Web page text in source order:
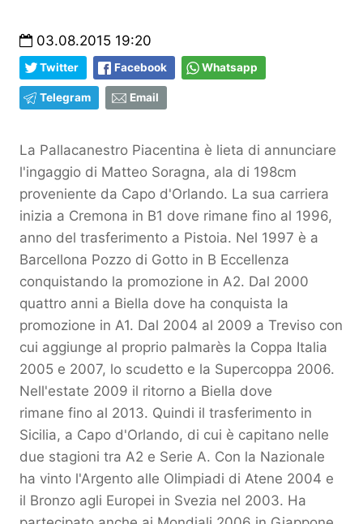
03.08.2015 19:20
Twitter Facebook Whatsapp
Telegram Email
La Pallacanestro Piacentina è lieta di annunciare
l'ingaggio di Matteo Soragna, ala di 198cm
proveniente da Capo d'Orlando. La sua carriera
inizia a Cremona in B1 dove rimane fino al 1996,
anno del trasferimento a Pistoia. Nel 1997 è a
Barcellona Pozzo di Gotto in B Eccellenza
conquistando la promozione in A2. Dal 2000
quattro anni a Biella dove ha conquista la
promozione in A1. Dal 2004 al 2009 a Treviso con
cui aggiunge al proprio palmarès la Coppa Italia
2005 e 2007, lo scudetto e la Supercoppa 2006.
Nell'estate 2009 il ritorno a Biella dove
rimane fino al 2013. Quindi il trasferimento in
Sicilia, a Capo d'Orlando, di cui è capitano nelle
due stagioni tra A2 e Serie A. Con la Nazionale
ha vinto l'Argento alle Olimpiadi di Atene 2004 e
il Bronzo agli Europei in Svezia nel 2003. Ha